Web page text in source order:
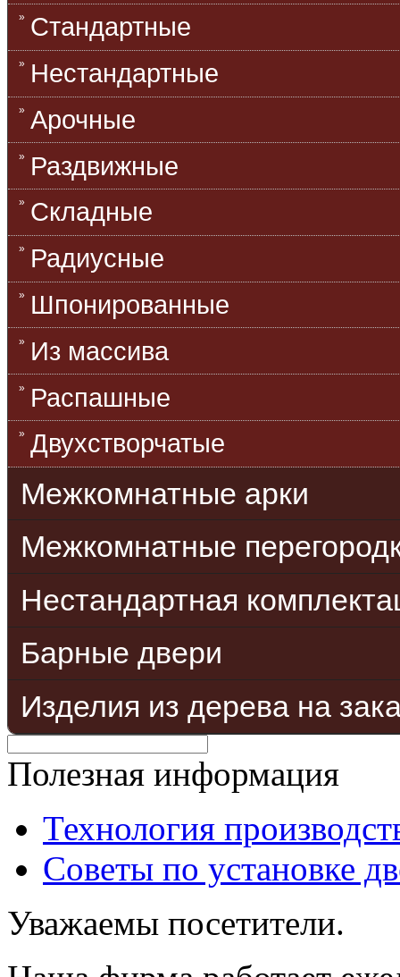
Стандартные
Нестандартные
Арочные
Раздвижные
Складные
Радиусные
Шпонированные
Из массива
Распашные
Двухстворчатые
Межкомнатные арки
Межкомнатные
Нестандартная
Барные двери
Изделия из дерева на
Полезная информация
Технология
Советы по установке
Уважаемы посетители.